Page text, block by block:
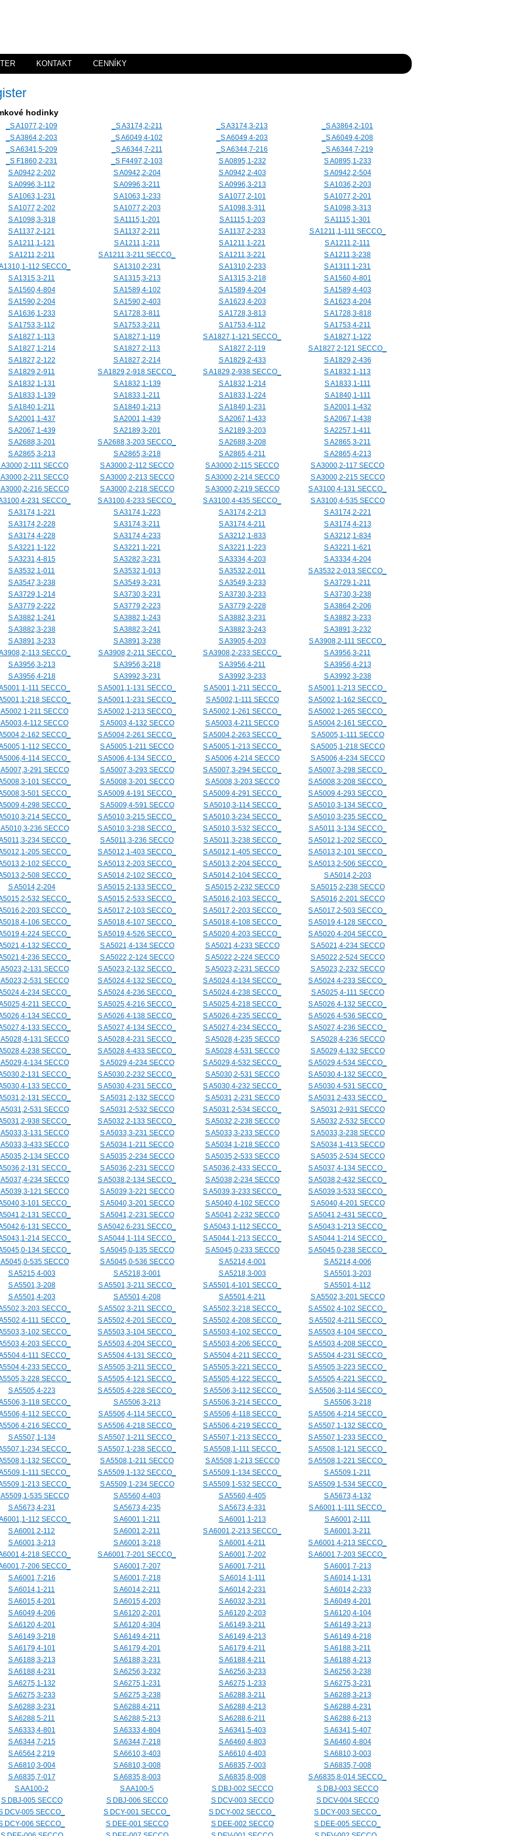
KONTAKT CENNÍKY
hodinky
_S A1077,2-109 _S A3174,2-211 _S A3174,3-213
_S A3864,2-101
_S A3864,2-203
_S A6049,4-102 _S A6049,4-203
_S A6049,4-208
_S A6341,5-209
_S A6344,7-211 _S A6344,7-216
_S A6344,7-219
_S F1860,2-231
_S F4497,2-103 S A0895,1-232
S A0895,1-233
S A0942,2-202
S A0942,2-204 S A0942,2-403
S A0942,2-504
S A0996,3-112
S A0996,3-211 S A0996,3-213
S A1036,2-203
S A1063,1-231
S A1063,1-233 S A1077,2-101
S A1077,2-201
S A1077,2-202
S A1077,2-203 S A1098,3-311
S A1098,3-313
S A1098,3-318
S A1115,1-201 S A1115,1-203
S A1115,1-301
S A1137,2-121
S A1137,2-211 S A1137,2-233
S A1211,1-111 SECCO_
S A1211,1-121
S A1211,1-211 S A1211,1-221
S A1211,2-111
S A1211,2-211
S A1211,3-211 SECCO_ S A1211,3-221
S A1211,3-238
112 SECCO_
S A1310,2-231 S A1310,2-233
S A1311,1-231
S A1315,3-211
S A1315,3-213 S A1315,3-218
S A1560,4-801
S A1560,4-804
S A1589,4-102 S A1589,4-204
S A1589,4-403
S A1590,2-204
S A1590,2-403 S A1623,4-203
S A1623,4-204
S A1636,1-233
S A1728,3-811 S A1728,3-813
S A1728,3-818
S A1753,3-112
S A1753,3-211 S A1753,4-112
S A1753,4-211
S A1827,1-113
S A1827,1-119 S A1827,1-121 SECCO_
S A1827,1-122
S A1827,1-214
S A1827,2-113 S A1827,2-119
S A1827,2-121 SECCO_
S A1827,2-122
S A1827,2-214 S A1829,2-433
S A1829,2-436
S A1829,2-911
S A1829,2-918 SECCO_ S A1829,2-938 SECCO_
S A1832,1-113
S A1832,1-131
S A1832,1-139 S A1832,1-214
S A1833,1-111
S A1833,1-139
S A1833,1-211 S A1833,1-224
S A1840,1-111
S A1840,1-211
S A1840,1-213 S A1840,1-231
S A2001,1-432
S A2001,1-437
S A2001,1-439 S A2067,1-433
S A2067,1-438
S A2067,1-439
S A2189,3-201 S A2189,3-203
S A2257,1-411
S A2688,3-201
S A2688,3-203 SECCO_ S A2688,3-208
S A2865,3-211
S A2865,3-213
S A2865,3-218 S A2865,4-211
S A2865,4-213
A3000,2-111 SECCO
S A3000,2-112 SECCO S A3000,2-115 SECCO
S A3000,2-117 SECCO
A3000,2-211 SECCO
S A3000,2-213 SECCO S A3000,2-214 SECCO
S A3000,2-215 SECCO
A3000,2-216 SECCO
S A3000,2-218 SECCO S A3000,2-219 SECCO
S A3100,4-131 SECCO_
231 SECCO_
S A3100,4-233 SECCO_ S A3100,4-435 SECCO_
S A3100,4-535 SECCO
S A3174,1-221
S A3174,1-223 S A3174,2-213
S A3174,2-221
S A3174,2-228
S A3174,3-211 S A3174,4-211
S A3174,4-213
S A3174,4-228
S A3174,4-233 S A3212,1-833
S A3212,1-834
S A3221,1-122
S A3221,1-221 S A3221,1-223
S A3221,1-621
S A3231,4-815
S A3282,3-231 S A3334,4-203
S A3334,4-204
S A3532,1-011
S A3532,1-013 S A3532,2-011
S A3532,2-013 SECCO_
S A3547,3-238
S A3549,3-231 S A3549,3-233
S A3729,1-211
S A3729,1-214
S A3730,3-231 S A3730,3-233
S A3730,3-238
S A3779,2-222
S A3779,2-223 S A3779,2-228
S A3864,2-206
S A3882,1-241
S A3882,1-243 S A3882,3-231
S A3882,3-233
S A3882,3-238
S A3882,3-241 S A3882,3-243
S A3891,3-232
S A3891,3-233
S A3891,3-238 S A3905,4-203
S A3908,2-111 SECCO_
113 SECCO_
S A3908,2-211 SECCO_ S A3908,2-233 SECCO_
S A3956,3-211
S A3956,3-213
S A3956,3-218 S A3956,4-211
S A3956,4-213
S A3956,4-218
S A3992,3-231 S A3992,3-233
S A3992,3-238
111 SECCO_
S A5001,1-131 SECCO_ S A5001,1-211 SECCO_
S A5001,1-213 SECCO_
218 SECCO_
S A5001,1-231 SECCO_ S A5002,1-111 SECCO
S A5002,1-162 SECCO_
A5002,1-211 SECCO
S A5002,1-213 SECCO_ S A5002,1-261 SECCO_
S A5002,1-265 SECCO_
A5003,4-112 SECCO
S A5003,4-132 SECCO S A5003,4-211 SECCO
S A5004,2-161 SECCO_
162 SECCO_
S A5004,2-261 SECCO_ S A5004,2-263 SECCO_
S A5005,1-111 SECCO
112 SECCO_
S A5005,1-211 SECCO S A5005,1-213 SECCO_
S A5005,1-218 SECCO
114 SECCO_
S A5006,4-134 SECCO_ S A5006,4-214 SECCO
S A5006,4-234 SECCO
A5007,3-291 SECCO
S A5007,3-293 SECCO S A5007,3-294 SECCO_
S A5007,3-298 SECCO_
101 SECCO_
S A5008,3-201 SECCO S A5008,3-203 SECCO
S A5008,3-208 SECCO_
501 SECCO_
S A5009,4-191 SECCO_ S A5009,4-291 SECCO_
S A5009,4-293 SECCO_
298 SECCO_
S A5009,4-591 SECCO S A5010,3-114 SECCO_
S A5010,3-134 SECCO_
214 SECCO_
S A5010,3-215 SECCO_ S A5010,3-234 SECCO_
S A5010,3-235 SECCO_
A5010,3-236 SECCO
S A5010,3-238 SECCO_ S A5010,3-532 SECCO_
S A5011,3-134 SECCO_
234 SECCO_
S A5011,3-236 SECCO S A5011,3-238 SECCO_
S A5012,1-202 SECCO_
205 SECCO_
S A5012,1-403 SECCO_ S A5012,1-405 SECCO_
S A5013,2-101 SECCO_
102 SECCO_
S A5013,2-203 SECCO_ S A5013,2-204 SECCO_
S A5013,2-506 SECCO_
508 SECCO_
S A5014,2-102 SECCO_ S A5014,2-104 SECCO_
S A5014,2-203
S A5014,2-204
S A5015,2-133 SECCO_ S A5015,2-232 SECCO
S A5015,2-238 SECCO
532 SECCO_
S A5015,2-533 SECCO_ S A5016,2-103 SECCO_
S A5016,2-201 SECCO
203 SECCO_
S A5017,2-103 SECCO_ S A5017,2-203 SECCO_
S A5017,2-503 SECCO_
106 SECCO_
S A5018,4-107 SECCO_ S A5018,4-108 SECCO_
S A5019,4-128 SECCO_
224 SECCO_
S A5019,4-526 SECCO_ S A5020,4-203 SECCO_
S A5020,4-204 SECCO_
132 SECCO_
S A5021,4-134 SECCO S A5021,4-233 SECCO
S A5021,4-234 SECCO
236 SECCO_
S A5022,2-124 SECCO S A5022,2-224 SECCO
S A5022,2-524 SECCO
A5023,2-131 SECCO
S A5023,2-132 SECCO_ S A5023,2-231 SECCO
S A5023,2-232 SECCO
A5023,2-531 SECCO
S A5024,4-132 SECCO_ S A5024,4-134 SECCO_
S A5024,4-233 SECCO_
234 SECCO_
S A5024,4-236 SECCO_ S A5024,4-238 SECCO_
S A5025,4-111 SECCO
211 SECCO_
S A5025,4-216 SECCO_ S A5025,4-218 SECCO_
S A5026,4-132 SECCO_
134 SECCO_
S A5026,4-138 SECCO_ S A5026,4-235 SECCO_
S A5026,4-536 SECCO_
133 SECCO_
S A5027,4-134 SECCO_ S A5027,4-234 SECCO_
S A5027,4-236 SECCO_
A5028,4-131 SECCO
S A5028,4-231 SECCO_ S A5028,4-235 SECCO
S A5028,4-236 SECCO
238 SECCO_
S A5028,4-433 SECCO_ S A5028,4-531 SECCO
S A5029,4-132 SECCO
A5029,4-134 SECCO
S A5029,4-234 SECCO S A5029,4-532 SECCO_
S A5029,4-534 SECCO_
131 SECCO_
S A5030,2-232 SECCO_ S A5030,2-531 SECCO
S A5030,4-132 SECCO_
133 SECCO_
S A5030,4-231 SECCO_ S A5030,4-232 SECCO_
S A5030,4-531 SECCO_
131 SECCO_
S A5031,2-132 SECCO S A5031,2-231 SECCO
S A5031,2-433 SECCO_
A5031,2-531 SECCO
S A5031,2-532 SECCO S A5031,2-534 SECCO_
S A5031,2-931 SECCO
938 SECCO_
S A5032,2-133 SECCO_ S A5032,2-238 SECCO
S A5032,2-532 SECCO
A5033,3-131 SECCO
S A5033,3-231 SECCO S A5033,3-233 SECCO
S A5033,3-238 SECCO
A5033,3-433 SECCO
S A5034,1-211 SECCO S A5034,1-218 SECCO
S A5034,1-413 SECCO
A5035,2-134 SECCO
S A5035,2-234 SECCO S A5035,2-533 SECCO
S A5035,2-534 SECCO
131 SECCO_
S A5036,2-231 SECCO S A5036,2-433 SECCO_
S A5037,4-134 SECCO_
A5037,4-234 SECCO
S A5038,2-134 SECCO_ S A5038,2-234 SECCO
S A5038,2-432 SECCO_
A5039,3-121 SECCO
S A5039,3-221 SECCO S A5039,3-233 SECCO_
S A5039,3-533 SECCO_
101 SECCO_
S A5040,3-201 SECCO S A5040,4-102 SECCO
S A5040,4-201 SECCO
131 SECCO_
S A5041,2-231 SECCO S A5041,2-232 SECCO
S A5041,2-431 SECCO_
131 SECCO_
S A5042,6-231 SECCO_ S A5043,1-112 SECCO_
S A5043,1-213 SECCO_
214 SECCO_
S A5044,1-114 SECCO_ S A5044,1-213 SECCO_
S A5044,1-214 SECCO_
134 SECCO_
S A5045,0-135 SECCO S A5045,0-233 SECCO
S A5045,0-238 SECCO_
A5045,0-535 SECCO
S A5045,0-536 SECCO S A5214,4-001
S A5214,4-006
S A5215,4-003
S A5218,3-001 S A5218,3-003
S A5501,3-203
S A5501,3-208
S A5501,3-211 SECCO_ S A5501,4-101 SECCO_
S A5501,4-112
S A5501,4-203
S A5501,4-208 S A5501,4-211
S A5502,3-201 SECCO
203 SECCO_
S A5502,3-211 SECCO_ S A5502,3-218 SECCO_
S A5502,4-102 SECCO_
111 SECCO_
S A5502,4-201 SECCO_ S A5502,4-208 SECCO_
S A5502,4-211 SECCO_
102 SECCO_
S A5503,3-104 SECCO_ S A5503,4-102 SECCO_
S A5503,4-104 SECCO_
203 SECCO_
S A5503,4-204 SECCO_ S A5503,4-206 SECCO_
S A5503,4-208 SECCO_
111 SECCO_
S A5504,4-131 SECCO_ S A5504,4-211 SECCO_
S A5504,4-231 SECCO_
233 SECCO_
S A5505,3-211 SECCO_ S A5505,3-221 SECCO_
S A5505,3-223 SECCO_
228 SECCO_
S A5505,4-121 SECCO_ S A5505,4-122 SECCO_
S A5505,4-221 SECCO_
S A5505,4-223
S A5505,4-228 SECCO_ S A5506,3-112 SECCO_
S A5506,3-114 SECCO_
118 SECCO_
S A5506,3-213 S A5506,3-214 SECCO_
S A5506,3-218
112 SECCO_
S A5506,4-114 SECCO_ S A5506,4-118 SECCO_
S A5506,4-214 SECCO_
216 SECCO_
S A5506,4-218 SECCO_ S A5506,4-219 SECCO_
S A5507,1-132 SECCO_
S A5507,1-134
S A5507,1-211 SECCO_ S A5507,1-213 SECCO_
S A5507,1-233 SECCO_
234 SECCO_
S A5507,1-238 SECCO_ S A5508,1-111 SECCO_
S A5508,1-121 SECCO_
132 SECCO_
S A5508,1-211 SECCO S A5508,1-213 SECCO
S A5508,1-221 SECCO_
111 SECCO_
S A5509,1-132 SECCO_ S A5509,1-134 SECCO_
S A5509,1-211
213 SECCO_
S A5509,1-234 SECCO S A5509,1-532 SECCO_
S A5509,1-534 SECCO_
A5509,1-535 SECCO
S A5560,4-403 S A5560,4-405
S A5673,4-132
S A5673,4-231
S A5673,4-235 S A5673,4-331
S A6001,1-111 SECCO_
112 SECCO_
S A6001,1-211 S A6001,1-213
S A6001,2-111
S A6001,2-112
S A6001,2-211 S A6001,2-213 SECCO_
S A6001,3-211
S A6001,3-213
S A6001,3-218 S A6001,4-211
S A6001,4-213 SECCO_
218 SECCO_
S A6001,7-201 SECCO_ S A6001,7-202
S A6001,7-203 SECCO_
206 SECCO_
S A6001,7-207 S A6001,7-211
S A6001,7-213
S A6001,7-216
S A6001,7-218 S A6014,1-111
S A6014,1-131
S A6014,1-211
S A6014,2-211 S A6014,2-231
S A6014,2-233
S A6015,4-201
S A6015,4-203 S A6032,3-231
S A6049,4-201
S A6049,4-206
S A6120,2-201 S A6120,2-203
S A6120,4-104
S A6120,4-201
S A6120,4-304 S A6149,3-211
S A6149,3-213
S A6149,3-218
S A6149,4-211 S A6149,4-213
S A6149,4-218
S A6179,4-101
S A6179,4-201 S A6179,4-211
S A6188,3-211
S A6188,3-213
S A6188,3-231 S A6188,4-211
S A6188,4-213
S A6188,4-231
S A6256,3-232 S A6256,3-233
S A6256,3-238
S A6275,1-132
S A6275,1-231 S A6275,1-233
S A6275,3-231
S A6275,3-233
S A6275,3-238 S A6288,3-211
S A6288,3-213
S A6288,3-231
S A6288,4-211 S A6288,4-213
S A6288,4-231
S A6288,5-211
S A6288,5-213 S A6288,6-211
S A6288,6-213
S A6333,4-801
S A6333,4-804 S A6341,5-403
S A6341,5-407
S A6344,7-215
S A6344,7-218 S A6460,4-803
S A6460,4-804
S A6564,2,219
S A6610,3-403 S A6610,4-403
S A6810,3-003
S A6810,3-004
S A6810,3-008 S A6835,7-003
S A6835,7-008
S A6835,7-017
S A6835,8-003 S A6835,8-008
S A6835,8-014 SECCO_
S AA100-2
S AA100-5 S DBJ-002 SECCO
S DBJ-003 SECCO
S DBJ-005 SECCO
S DBJ-006 SECCO S DCV-003 SECCO
S DCV-004 SECCO
DCV-005 SECCO_
S DCY-001 SECCO_ S DCY-002 SECCO_
S DCY-003 SECCO_
DCY-006 SECCO_
S DEE-001 SECCO S DEE-002 SECCO
S DEE-005 SECCO_